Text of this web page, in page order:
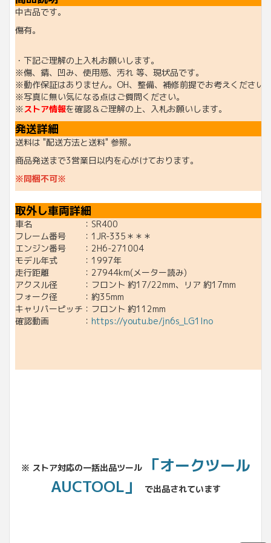
中古品です。
傷有。
・下記ご理解の上入札お願いします。
※傷、錆、凹み、使用感、汚れ 等、現状品です。
※動作保証はありません。OH、整備、補修前提でお考えください
※写真に無い気になる点はご質問ください。
※ストア情報を確認＆ご理解の上、入札お願いします。
発送詳細
送料は "配送方法と送料" 参照。
商品発送まで3営業日以内を心がけております。
※同梱不可※
取外し車両詳細
車名 ：SR400
フレーム番号 ：1JR-335＊＊＊
エンジン番号 ：2H6-271004
モデル年式 ：1997年
走行距離 ：27944km(メーター読み)
アクスル径 ：フロント 約17/22mm、リア 約17mm
フォーク径 ：約35mm
キャリパーピッチ：フロント 約112mm
確認動画 ： https://youtu.be/jn6s_LG1lno
※ ストア対応の一括出品ツール
「オークツール
AUCTOOL」
で出品されています